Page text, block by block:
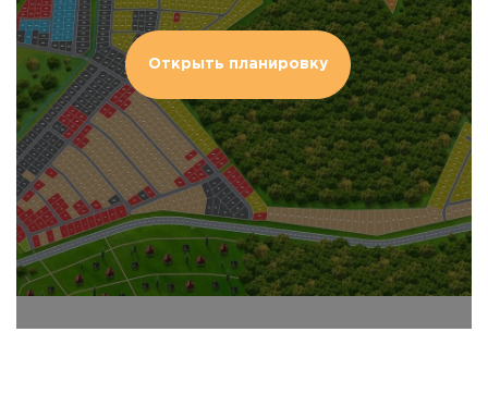
Открыть планировку